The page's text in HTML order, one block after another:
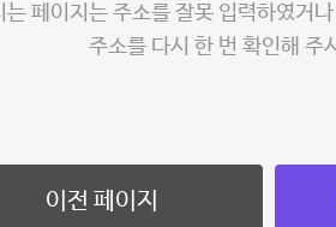
는 페이지는 주소를 잘못 입력하였거
주소를 다시 한 번 확인해 주
이전 페이지